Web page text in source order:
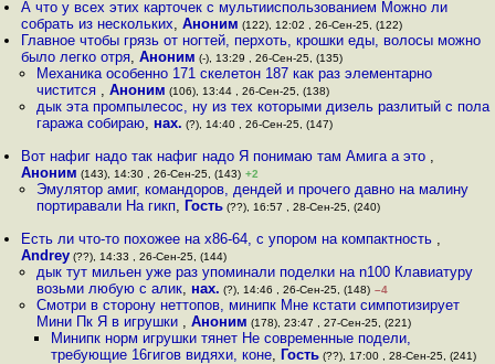
А что у всех этих карточек с мультииспользованием Можно ли
собрать из нескольких,Аноним (122), 12:02 , 26-Сен-25, (122)
Главное чтобы грязь от ногтей, перхоть, крошки еды, волосы можно
было легко отря,Аноним (-), 13:29 , 26-Сен-25, (135)
Механика особенно 171 скелетон 187 как раз элементарно
чистится , Аноним (106), 13:44 , 26-Сен-25, (138)
дык эта промпылесос, ну из тех которыми дизель разлитый с пола
гаража собираю, нах. (?), 14:40 , 26-Сен-25, (147)
Вот нафиг надо так нафиг надо Я понимаю там Амига а это ,
Аноним (143), 14:30 , 26-Сен-25, (143) +2
Эмулятор амиг, командоров, дендей и прочего давно на малину
портиравали На гикп, Гость(??), 16:57 , 28-Сен-25, (240)
Есть ли что-то похожее на x86-64, с упором на компактность ,
Andrey (??), 14:33 , 26-Сен-25, (144)
дык тут мильен уже раз упоминали поделки на n100 Клавиатуру
возьми любую с алик, нах. (?), 14:46 , 26-Сен-25, (148) –4
Смотри в сторону неттопов, минипк Мне кстати симпотизирует
Мини Пк Я в игрушки , Аноним (178), 23:47 , 27-Сен-25, (221)
Минипк норм игрушки тянет Не современные подели,
требующие 16гигов видяхи, коне, Гость(??), 17:00 , 28-Сен-25, (241)